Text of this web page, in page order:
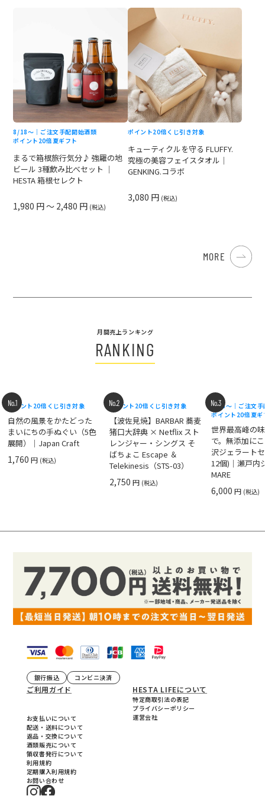
8/18〜｜ご注文手配開始酒類
ポイント20倍 夏ギフト
まるで箱根旅行気分♪ 強羅の地
ビール 3種飲み比べセット ｜
HESTA 箱根セレクト
1,980 円 ～ 2,480 円 (税込)
ポイント20倍 くじ引き対象
キューティクルを守る FLUFFY.
究極の美容フェイスタオル｜
GENKING.コラボ
3,080 円 (税込)
MORE
月間売上ランキング
RANKING
No.1
ポイント20倍 くじ引き対象
自然の風景をかたどった
まいにちの手ぬぐい（5色
展開）｜Japan Craft
1,760円 (税込)
No.2
ポイント20倍 くじ引き対象
【波佐見焼】BARBAR 蕎麦
猪口大辞典 × Netflix スト
レンジャー・シングス そ
ばちょこ Escape ＆
Telekinesis（STS-03）
2,750円 (税込)
No.3
8/18〜｜ご注文手
ポイント20倍 夏
世界最高峰の
で。無添加に
沢ジェラート
12個)｜瀬戸内
MARE
6,000円 (税込)
銀行振込 コンビニ決済
ご利用ガイド
お支払いについて
配送・送料について
返品・交換について
酒類販売について
領収書発行について
利用規約
定期購入利用規約
お問い合わせ
HESTA LIFEについて
特定商取引法の表記
プライバシーポリシー
運営会社